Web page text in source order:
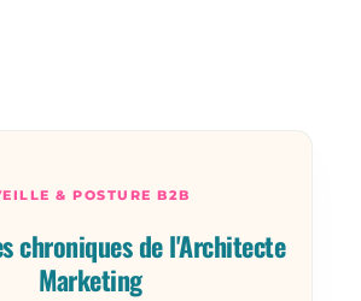
& POSTURE B2B
chroniques de l'Architecte
Marketing